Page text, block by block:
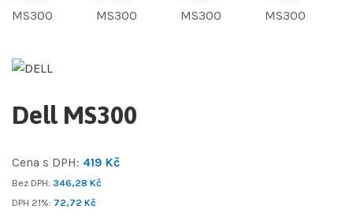
Dell MS300
Cena s DPH: 419 Kč
Bez DPH: 346,28 Kč
DPH 21%: 72,72 Kč